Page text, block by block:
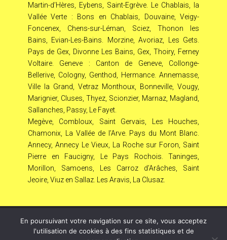
Martin-d’Hères, Eybens, Saint-Egrève. Le Chablais, la
Vallée Verte : Bons en Chablais, Douvaine, Veigy-
Foncenex, Chens-sur-Léman, Sciez, Thonon les
Bains, Evian-Les-Bains. Morzine, Avoriaz, Les Gets.
Pays de Gex, Divonne Les Bains, Gex, Thoiry, Ferney
Voltaire. Geneve : Canton de Geneve, Collonge-
Bellerive, Cologny, Genthod, Hermance. Annemasse,
Ville la Grand, Vetraz Monthoux, Bonneville, Vougy,
Marignier, Cluses, Thyez, Scionzier, Marnaz, Magland,
Sallanches, Passy, Le Fayet.
Megève, Combloux, Saint Gervais, Les Houches,
Chamonix, La Vallée de l’Arve. Pays du Mont Blanc.
Annecy, Annecy Le Vieux, La Roche sur Foron, Saint
Pierre en Faucigny, Le Pays Rochois. Taninges,
Morillon, Samoens, Les Carroz d’Arâches, Saint
Jeoire, Viuz en Sallaz. Les Aravis, La Clusaz.
© Copyright 808 2026 – LeL –
Mentions Légales – RGPD
– Protection de la vie privée – Gestion des cookies –
En poursuivant votre navigation sur ce site, vous acceptez
l'utilisation de cookies à des fins statistiques et de